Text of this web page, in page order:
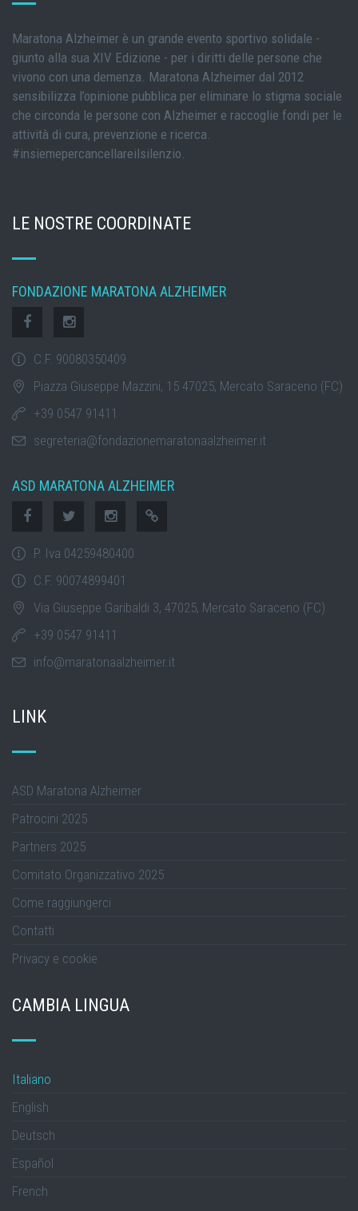
Maratona Alzheimer è un grande evento sportivo solidale -
giunto alla sua XIV Edizione - per i diritti delle persone che
vivono con una demenza. Maratona Alzheimer dal 2012
sensibilizza l’opinione pubblica per eliminare lo stigma sociale
che circonda le persone con Alzheimer e raccoglie fondi per le
attività di cura, prevenzione e ricerca.
#insiemepercancellareilsilenzio.
LE NOSTRE COORDINATE
FONDAZIONE MARATONA ALZHEIMER
C.F. 90080350409
Piazza Giuseppe Mazzini, 15 47025, Mercato Saraceno (FC)
+39 0547 91411
segreteria@fondazionemaratonaalzheimer.it
ASD MARATONA ALZHEIMER
P. Iva 04259480400
C.F. 90074899401
Via Giuseppe Garibaldi 3, 47025, Mercato Saraceno (FC)
+39 0547 91411
info@maratonaalzheimer.it
LINK
ASD Maratona Alzheimer
Patrocini 2025
Partners 2025
Comitato Organizzativo 2025
Come raggiungerci
Contatti
Privacy e cookie
CAMBIA LINGUA
Italiano
English
Deutsch
Español
French